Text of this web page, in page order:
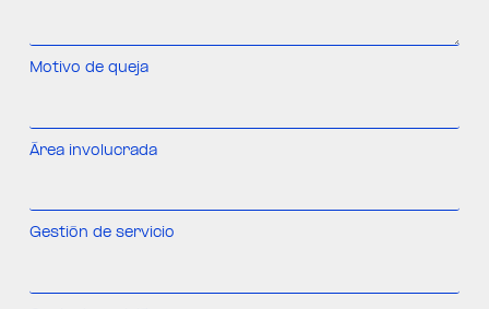
Motivo de queja
Área involucrada
Gestión de servicio